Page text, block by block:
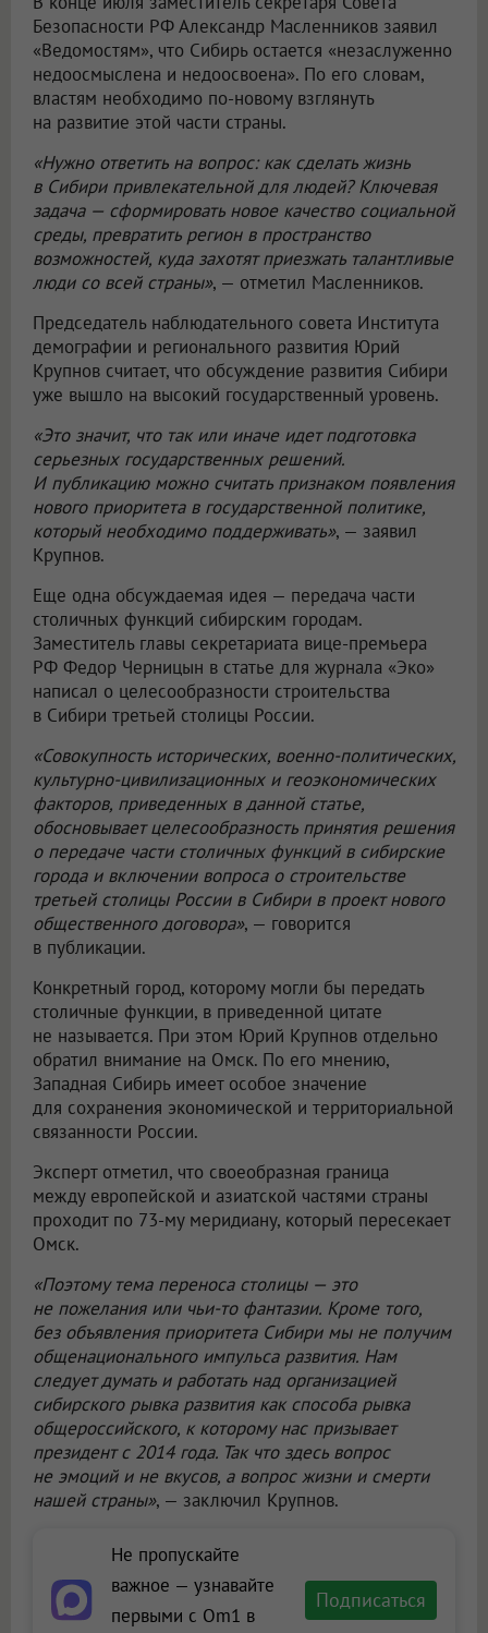
Безопасности РФ Александр Масленников заявил
«Ведомостям», что Сибирь остается «незаслуженно
недоосмыслена и недоосвоена». По его словам,
властям необходимо по-новому взглянуть
на развитие этой части страны.
«Нужно ответить на вопрос: как сделать жизнь
в Сибири привлекательной для людей? Ключевая
задача — сформировать новое качество социальной
среды, превратить регион в пространство
возможностей, куда захотят приезжать талантливые
люди со всей страны», — отметил Масленников.
Председатель наблюдательного совета Института
демографии и регионального развития Юрий
Крупнов считает, что обсуждение развития Сибири
уже вышло на высокий государственный уровень.
«Это значит, что так или иначе идет подготовка
серьезных государственных решений.
И публикацию можно считать признаком появления
нового приоритета в государственной политике,
который необходимо поддерживать», — заявил
Крупнов.
Еще одна обсуждаемая идея — передача части
столичных функций сибирским городам.
Заместитель главы секретариата вице-премьера
РФ Федор Черницын в статье для журнала «Эко»
написал о целесообразности строительства
в Сибири третьей столицы России.
«Совокупность исторических, военно-политических,
культурно-цивилизационных и геоэкономических
факторов, приведенных в данной статье,
обосновывает целесообразность принятия решения
о передаче части столичных функций в сибирские
города и включении вопроса о строительстве
третьей столицы России в Сибири в проект нового
общественного договора», — говорится
в публикации.
Конкретный город, которому могли бы передать
столичные функции, в приведенной цитате
не называется. При этом Юрий Крупнов отдельно
обратил внимание на Омск. По его мнению,
Западная Сибирь имеет особое значение
для сохранения экономической и территориальной
связанности России.
Эксперт отметил, что своеобразная граница
между европейской и азиатской частями страны
проходит по 73-му меридиану, который пересекает
Омск.
«Поэтому тема переноса столицы — это
не пожелания или чьи-то фантазии. Кроме того,
без объявления приоритета Сибири мы не получим
общенационального импульса развития. Нам
следует думать и работать над организацией
сибирского рывка развития как способа рывка
общероссийского, к которому нас призывает
президент с 2014 года. Так что здесь вопрос
не эмоций и не вкусов, а вопрос жизни и смерти
нашей страны», — заключил Крупнов.
Не пропускайте
важное — узнавайте
первыми с Om1 в
Подписаться